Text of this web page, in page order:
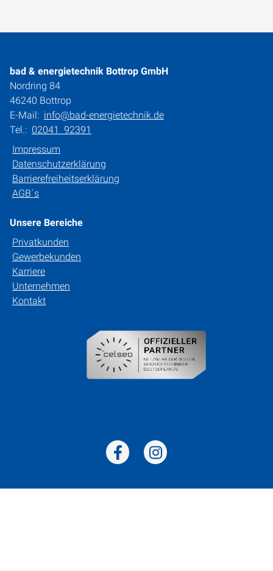
bad & energietechnik Bottrop GmbH
Nordring 84
46240 Bottrop
E-Mail: info@bad-energietechnik.de
Tel.: 02041 92391
Impressum
Datenschutzerklärung
Barrierefreiheitserklärung
AGB´s
Unsere Bereiche
Privatkunden
Gewerbekunden
Karriere
Unternehmen
Kontakt